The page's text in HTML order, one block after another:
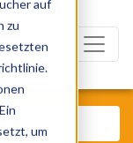
auf
zu
um
Zelte, Bands,